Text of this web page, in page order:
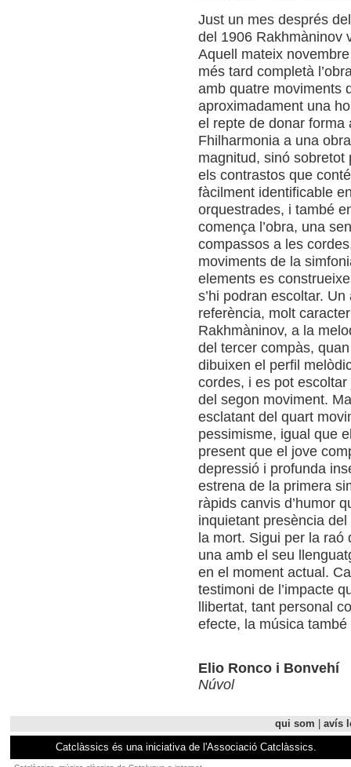
Just un mes després
del 1906 Rakhmàninov
Aquell mateix
més tard completà
amb quatre moviments
aproximadament una
el repte de donar forma
Fhilharmonia a una
magnitud, sinó
els contrastos que
fàcilment identificable
orquestrades, i també
comença l’obra, una
compassos a les
moviments de la
elements es
s’hi podran escoltar.
referència, molt
Rakhmàninov, a la
del tercer compàs,
dibuixen el perfil
cordes, i es pot
del segon moviment.
esclatant del quart
pessimisme, igual que
present que el jove
depressió i profunda
estrena de la primera
ràpids canvis d’humor
inquietant presència
la mort. Sigui per la raó
una amb el seu
en el moment actual.
testimoni de l’impacte
llibertat, tant personal
efecte, la música
Elio Ronco i Bonvehí
Núvol
qui som
avís
Catclàssics és una iniciativa de l'Associació Catclàssics.